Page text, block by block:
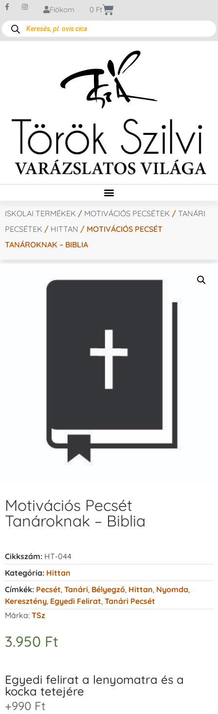
Fiókom 0 Ft
ISKOLAI TERMÉKEK / MOTIVÁCIÓS PECSÉTEK / TANÁRI
PECSÉTEK / HITTAN / MOTIVÁCIÓS PECSÉT
TANÁROKNAK – BIBLIA
Motivációs Pecsét
Tanároknak – Biblia
Cikkszám: HT-044
Kategória: Hittan
Címkék: Pecsét Tanári Bélyegző Hittan Nyomda
Keresztény Egyedi Felirat Tanári Pecsét
Márka: TSz
3.950 Ft
Egyedi felirat a lenyomatra és a
kocka tetejére
+990 Ft